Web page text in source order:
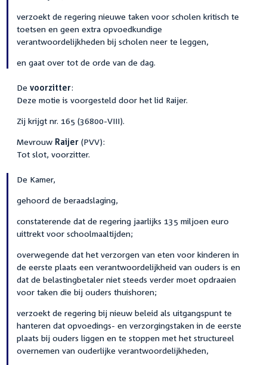
verzoekt de regering nieuwe taken voor scholen kritisch te
toetsen en geen extra opvoedkundige
verantwoordelijkheden bij scholen neer te leggen,
en gaat over tot de orde van de dag.
De voorzitter:
Deze motie is voorgesteld door het lid Raijer.
Zij krijgt nr. 165 (36800-VIII).
Mevrouw Raijer (PVV):
Tot slot, voorzitter.
De Kamer,
gehoord de beraadslaging,
constaterende dat de regering jaarlijks 135 miljoen euro
uittrekt voor schoolmaaltijden;
overwegende dat het verzorgen van eten voor kinderen in
de eerste plaats een verantwoordelijkheid van ouders is en
dat de belastingbetaler niet steeds verder moet opdraaien
voor taken die bij ouders thuishoren;
verzoekt de regering bij nieuw beleid als uitgangspunt te
hanteren dat opvoedings- en verzorgingstaken in de eerste
plaats bij ouders liggen en te stoppen met het structureel
overnemen van ouderlijke verantwoordelijkheden,